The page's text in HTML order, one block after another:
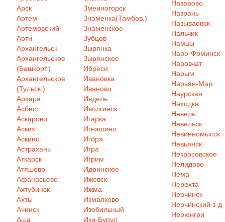
Арск
Артем
Артемовский
Арти
Архангельск
Архангельское
(Башкорт.)
Архангельское
(Тульск.)
Архара
Асбест
Аскарово
Аскиз
Аскино
Астрахань
Аткарск
Атяшево
Афанасьево
Ахтубинск
Ахты
Ачинск
Аша
Змеиногорск
Знаменка(Тамбов.)
Знаменское
Зубцов
Зырянка
Зырянское
Ибреси
Ивановка
Иваново
Ивдель
Иволгинск
Игарка
Игнашино
Игора
Игра
Игрим
Идринское
Ижевск
Ижма
Измалково
Изобильный
Ики-Бурул
Назарово
Назрань
Называевск
Нальчик
Намцы
Наро-Фоминск
Наровчат
Нарым
Нарьян-Мар
Наурская
Находка
Невель
Невельск
Невинномысск
Невьянск
Некрасовское
Нелидово
Нема
Нерехта
Нерчинск
Нерчинский з-д
Нерюнгри